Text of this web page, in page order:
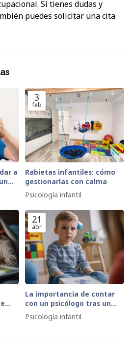
Si tienes dudas y
puedes solicitar una cita
a
3
feb
Rabietas infantiles: cómo
gestionarlas con calma
Psicología infantil
21
abr
La importancia de contar
con un psicólogo tras un
divorcio
Psicología infantil